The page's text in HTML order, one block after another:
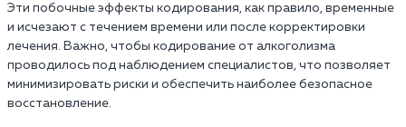
Эти побочные эффекты кодирования, как правило, временные
и исчезают с течением времени или после корректировки
лечения. Важно, чтобы кодирование от алкоголизма
проводилось под наблюдением специалистов, что позволяет
минимизировать риски и обеспечить наиболее безопасное
восстановление.